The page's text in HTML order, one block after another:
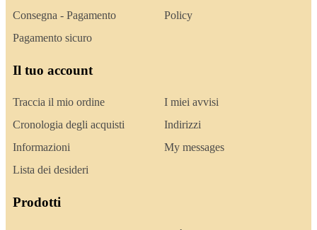
Consegna - Pagamento
Pagamento sicuro
Policy
Il tuo account
Traccia il mio ordine
Cronologia degli acquisti
Informazioni
Lista dei desideri
I miei avvisi
Indirizzi
My messages
Prodotti